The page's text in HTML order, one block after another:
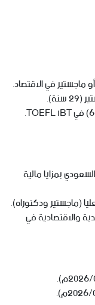
ماجستير في الاقتصاد.
بمزايا مالية
(ماجستير ودكتوراه).
والاقتصادية في